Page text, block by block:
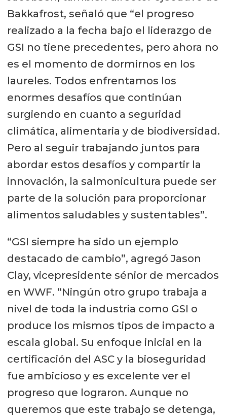
Bakkafrost, señaló que “el progreso
realizado a la fecha bajo el liderazgo de
GSI no tiene precedentes, pero ahora no
es el momento de dormirnos en los
laureles. Todos enfrentamos los
enormes desafíos que continúan
surgiendo en cuanto a seguridad
climática, alimentaria y de biodiversidad.
Pero al seguir trabajando juntos para
abordar estos desafíos y compartir la
innovación, la salmonicultura puede ser
parte de la solución para proporcionar
alimentos saludables y sustentables”.
“GSI siempre ha sido un ejemplo
destacado de cambio”, agregó Jason
Clay, vicepresidente sénior de mercados
en WWF. “Ningún otro grupo trabaja a
nivel de toda la industria como GSI o
produce los mismos tipos de impacto a
escala global. Su enfoque inicial en la
certificación del ASC y la bioseguridad
fue ambicioso y es excelente ver el
progreso que lograron. Aunque no
queremos que este trabajo se detenga,